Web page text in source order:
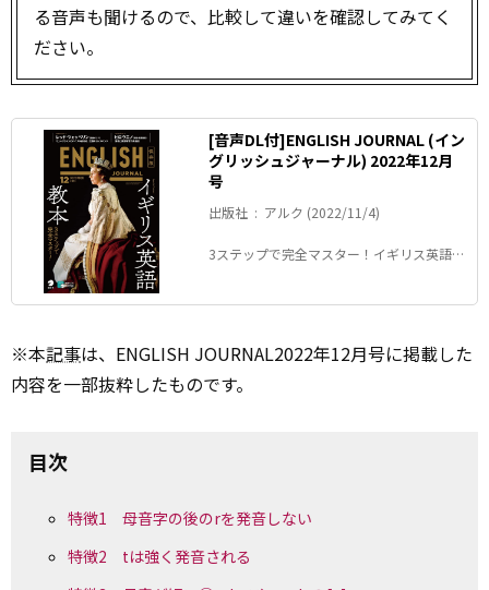
る音声も聞けるので、比較して違いを確認してみてく
ださい。
[音声DL付]ENGLISH JOURNAL (イン
グリッシュジャーナル) 2022年12月
号
出版社 ‏ : ‎ アルク (2022/11/4)
3ステップで完全マスター！イギリス英語教
※本記事は、ENGLISH JOURNAL2022年12月号に掲載した
内容を一部抜粋したものです。
目次
特徴1 母音字の後のrを発音しない
特徴2 tは強く発音される